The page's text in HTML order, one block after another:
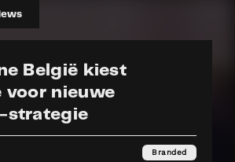
cookies voor een betere internet ervaring. Indien
u onzeprivacy policy.
België kiest
voor nieuwe
strategie
Branded